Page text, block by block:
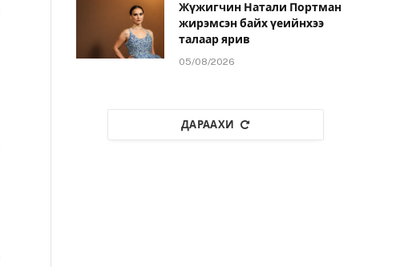
Жүжигчин Натали Портман
жирэмсэн байх үеийнхээ
талаар ярив
05/08/2026
ДАРААХИ